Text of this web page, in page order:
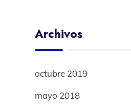
Archivos
octubre 2019
mayo 2018